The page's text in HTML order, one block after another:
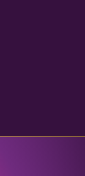
ッサージ | セン